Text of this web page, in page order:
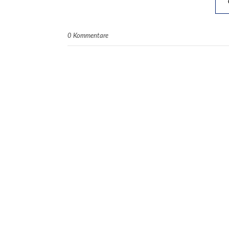
0 Kommentare